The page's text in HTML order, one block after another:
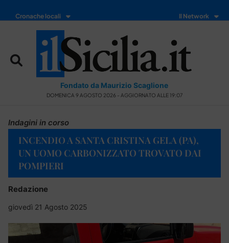
Cronache locali Il Network
Fondato da Maurizio Scaglione
DOMENICA 9 AGOSTO 2026 - AGGIORNATO ALLE 19:07
Indagini in corso
INCENDIO A SANTA CRISTINA GELA (PA),
UN UOMO CARBONIZZATO TROVATO DAI
POMPIERI
Redazione
giovedì 21 Agosto 2025